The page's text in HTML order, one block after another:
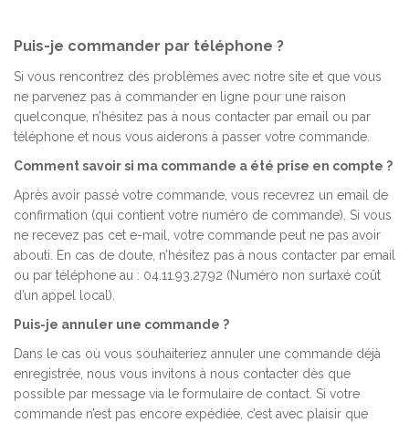
Puis-je commander par téléphone ?
Si vous rencontrez des problèmes avec notre site et que vous
ne parvenez pas à commander en ligne pour une raison
quelconque, n’hésitez pas à nous contacter par email ou par
téléphone et nous vous aiderons à passer votre commande.
Comment savoir si ma commande a été prise en compte ?
Après avoir passé votre commande, vous recevrez un email de
confirmation (qui contient votre numéro de commande). Si vous
ne recevez pas cet e-mail, votre commande peut ne pas avoir
abouti. En cas de doute, n’hésitez pas à nous contacter par email
ou par téléphone au : 04.11.93.27.92 (Numéro non surtaxé coût
d’un appel local).
Puis-je annuler une commande ?
Dans le cas où vous souhaiteriez annuler une commande déjà
enregistrée, nous vous invitons à nous contacter dès que
possible par message via le formulaire de contact. Si votre
commande n’est pas encore expédiée, c’est avec plaisir que